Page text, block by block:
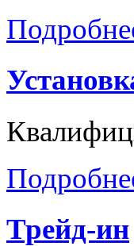
Трейд-ин